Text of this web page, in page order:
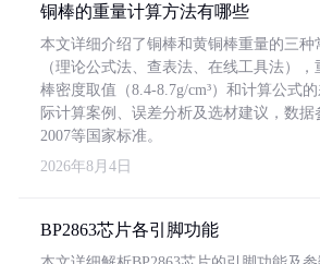
铜棒的重量计算方法有哪些
本文详细介绍了铜棒和黄铜棒重量的三种
（理论公式法、查表法、在线工具法）
棒密度取值（8.4-8.7g/cm³）和计算公式
际计算案例、误差分析及选材建议，数据
2007等国家标准。
2026年8月4日
BP2863芯片各引脚功能